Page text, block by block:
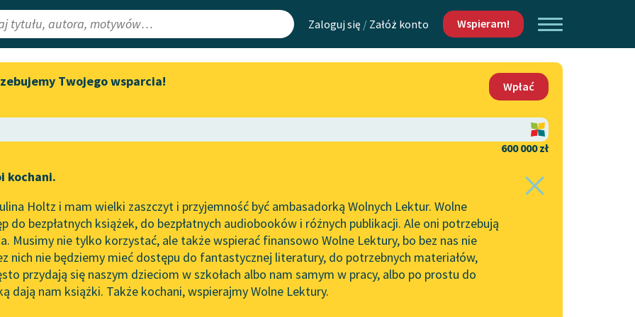
Zaloguj się / Załóż konto Wspieram!
Lektury
redakcyjne
Aktualności
Zapraszamy na spotkanie
literatury skandynawskiej
Wolne Lektury na 32.
Pol’and’Rock Festivalu
„Kochanek Lady Chatterley”
do słuchania na Wolnych
Lekturach
Nowy audiobook – „Marzenie
Mapa Wolnych Lektur
Leśmianator
API
OAI-PMH
Widget Wolnych Lektur
Kontakt
O projekcie
Zasady wykorzystania
Wolnych Lektur
Logotypy
Materiały promocyjne
Twojego wsparcia!
Wpłać
600 000 zł
kochani.
Holtz i mam wielki zaszczyt i przyjemność być ambasadorką Wolnych Lektur. Wolne
do bezpłatnych książek, do bezpłatnych audiobooków i różnych publikacji. Ale oni potrzebują
Musimy nie tylko korzystać, ale także wspierać finansowo Wolne Lektury, bo bez nas nie
nich nie będziemy mieć dostępu do fantastycznej literatury, do potrzebnych materiałów,
przydają się naszym dzieciom w szkołach albo nam samym w pracy, albo po prostu do
dają nam książki. Także kochani, wspierajmy Wolne Lektury.
Gabinet Starożytności